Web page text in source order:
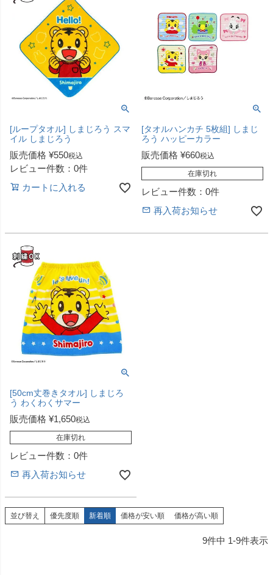
[ループタオル] しまじろう スマ
イル しまじろう
販売価格 ¥550税込
レビュー件数：0件
カートに入れる
[タオルハンカチ 5枚組] しまじ
ろう ハッピーカラー
販売価格 ¥660税込
在庫切れ
レビュー件数：0件
再入荷お知らせ
[50cm丈巻きタオル] しまじろ
う わくわくサマー
販売価格 ¥1,650税込
在庫切れ
レビュー件数：0件
再入荷お知らせ
並び替え 優先度順 新着順 価格が安い順 価格が高い順
9件中 1-9件表示